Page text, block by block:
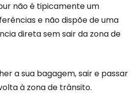
não é tipicamente um
e não dispõe de uma
direta sem sair da zona de
a sua bagagem, sair e passar
à zona de trânsito.